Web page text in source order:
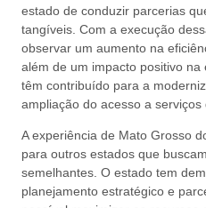
estado de conduzir parcerias
tangíveis. Com a execução
observar um aumento na
além de um impacto positivo na
têm contribuído para a
ampliação do acesso a serviços
A experiência de Mato Grosso
para outros estados que
semelhantes. O estado tem
planejamento estratégico e